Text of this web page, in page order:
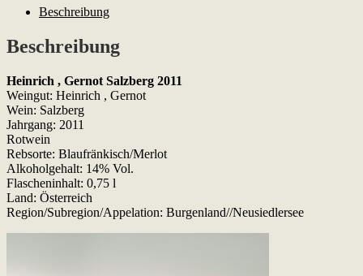
Salzberg
Menge
Beschreibung
Beschreibung
Heinrich , Gernot Salzberg 2011
Weingut: Heinrich , Gernot
Wein: Salzberg
Jahrgang: 2011
Rotwein
Rebsorte: Blaufränkisch/Merlot
Alkoholgehalt: 14% Vol.
Flascheninhalt: 0,75 l
Land: Österreich
Region/Subregion/Appelation: Burgenland//Neusiedlersee